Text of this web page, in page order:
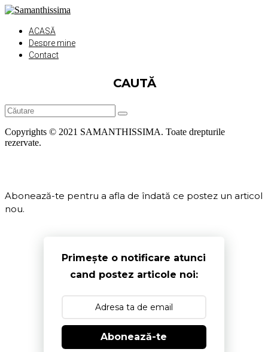
ACASĂ
Despre mine
Contact
CAUTĂ
Copyrights © 2021 SAMANTHISSIMA. Toate drepturile
rezervate.
Abonează-te pentru a afla de îndată ce postez un articol
nou.
Primește o notificare atunci
cand postez articole noi:
Abonează-te